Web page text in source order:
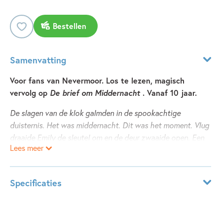
Bestellen
Samenvatting
Voor fans van Nevermoor. Los te lezen, magisch
vervolg op De brief om Middernacht . Vanaf 10 jaar.
De slagen van de klok galmden in de spookachtige
duisternis. Het was middernacht. Dit was het moment. Vlug
draaide Emily de sleutel om en de deur zwaaide open. Een
golf magie overspoelde haar en haar huid begon te tintelen.
Alleen om middernacht gaat de deur naar het Middernacht
Lees meer
Specificaties